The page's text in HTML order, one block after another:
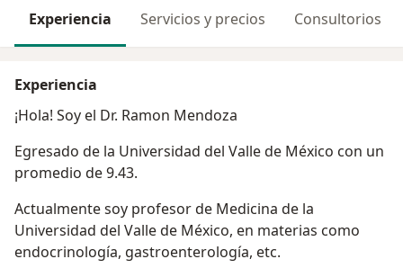
Experiencia Servicios y precios Consultorios
Experiencia
¡Hola! Soy el Dr. Ramon Mendoza
Egresado de la Universidad del Valle de México con un
promedio de 9.43.
Actualmente soy profesor de Medicina de la
Universidad del Valle de México, en materias como
endocrinología, gastroenterología, etc.